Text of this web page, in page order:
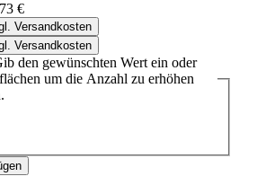
€
Versandkosten
Versandkosten
den gewünschten Wert ein oder
um die Anzahl zu erhöhen